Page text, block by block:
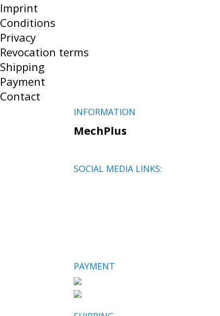
Imprint
Conditions
Privacy
Revocation terms
Shipping
Payment
Contact
INFORMATION
MechPlus
SOCIAL MEDIA LINKS:
PAYMENT